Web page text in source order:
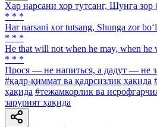
Ҳар нарсани хор тутсанг, Шунга зор
* * *
Har narsani xor tutsang, Shunga zor
* * *
Не that will not when he may, when he
* * *
Прося — не напиться, а дадут — не
#қадр-қиммат ва қадрсизлик ҳақида
ҳақида #тежамкорлик ва
зарурият ҳақида